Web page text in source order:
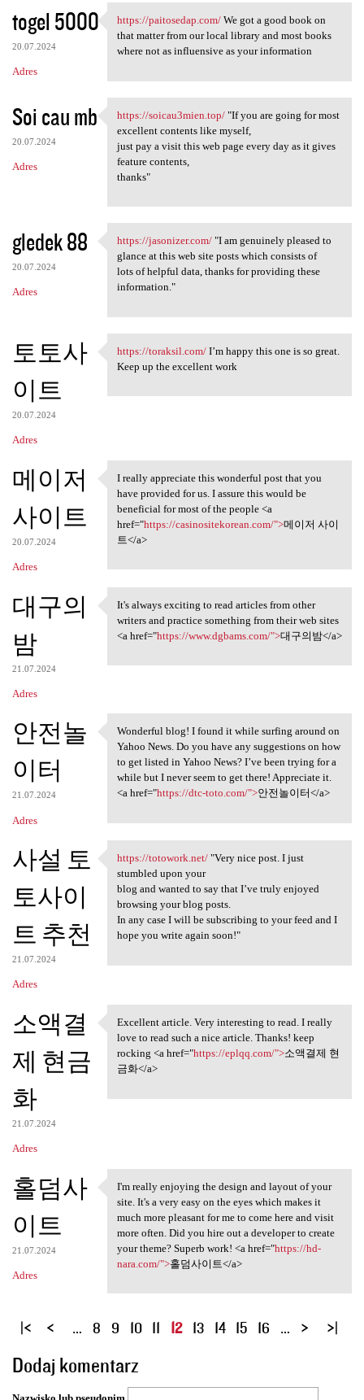
togel 5000
20.07.2024
Adres
https://paitosedap.com/ We
https://paitosedap.com/We got a good book on
that matter from our local library and most books
where not as influensive as your information
Soi cau mb
20.07.2024
Adres
https://soicau3mien.top/ "If
https://soicau3mien.top/"If you are going for most
excellent contents like myself,
just pay a visit this web page every day as it gives
feature contents,
thanks"
gledek 88
20.07.2024
Adres
https://jasonizer.com/ "I am
https://jasonizer.com/"I am genuinely pleased to
glance at this web site posts which consists of
lots of helpful data, thanks for providing these
information."
토토사
이트
20.07.2024
Adres
https://toraksil.com/ I’m
https://toraksil.com/I’m happy this one is so great.
Keep up the excellent work
메이저
사이트
20.07.2024
Adres
I really appreciate this
I really appreciate this wonderful post that you
have provided for us. I assure this would be
beneficial for most of the people <a
href="https://casinositekorean.com/">메이저 사이
트</a>
대구의
밤
21.07.2024
Adres
It's always exciting to read
It's always exciting to read articles from other
writers and practice something from their web sites
<a href="https://www.dgbams.com/">대구의밤</a>
안전놀
이터
21.07.2024
Adres
Wonderful blog! I found it
Wonderful blog! I found it while surfing around on
Yahoo News. Do you have any suggestions on how
to get listed in Yahoo News? I’ve been trying for a
while but I never seem to get there! Appreciate it.
<a href="https://dtc-toto.com/">안전놀이터</a>
사설 토
토사이
트 추천
21.07.2024
Adres
https://totowork.net/ "Very
https://totowork.net/"Very nice post. I just
stumbled upon your
blog and wanted to say that I’ve truly enjoyed
browsing your blog posts.
In any case I will be subscribing to your feed and I
hope you write again soon!"
소액결
제 현금
화
21.07.2024
Adres
Excellent article. Very
Excellent article. Very interesting to read. I really
love to read such a nice article. Thanks! keep
rocking <a href="https://eplqq.com/">소액결제 현
금화</a>
홀덤사
이트
21.07.2024
Adres
I'm really enjoying the
I'm really enjoying the design and layout of your
site. It's a very easy on the eyes which makes it
much more pleasant for me to come here and visit
more often. Did you hire out a developer to create
your theme? Superb work! <a href="https://hd-
nara.com/">홀덤사이트</a>
S
r
o
… 8 9 10 11 12 13 14 15 16 …
Dodaj komentarz